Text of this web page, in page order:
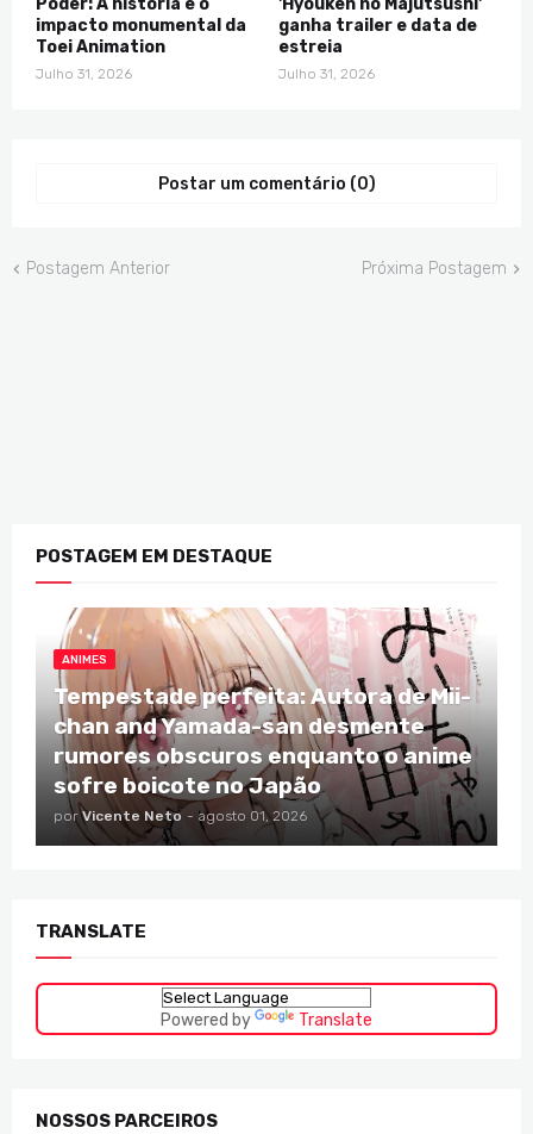
Poder: A história e o
impacto monumental da
Toei Animation
Julho 31, 2026
'Hyouken no Majutsushi'
ganha trailer e data de
estreia
Julho 31, 2026
Postar um comentário (0)
Postagem Anterior Próxima Postagem
POSTAGEM EM DESTAQUE
ANIMES
Tempestade perfeita: Autora de Mii-
chan and Yamada-san desmente
rumores obscuros enquanto o anime
sofre boicote no Japão
por Vicente Neto - agosto 01, 2026
TRANSLATE
Powered by Translate
NOSSOS PARCEIROS